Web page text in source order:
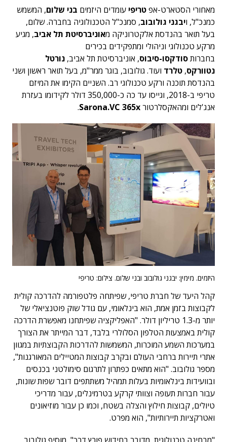
מאחורי הסטארט-אפטריפי עומדים היזמים בני שלום, המשמש
כמנכ"ל, ויבגני גולובוב, סמנכ"ל הטכנולוגיה בחברה. שלום,
בעל תואר בהנדסת אלקטרוניקה מאוניברסיטת תל אביב, מגיע
מרקע טכנולוגי וניהולי ומתפקידים בכירים
בחברותסודקסו-סיבוס, אוניברסיטת תל אביב, נורטל
נטוורקס, טלרד ועוד. גולובוב, בוגר ממר"מ, בעל תואר ראשון ושני
בהנדסת תוכנה ורקע טכנולוגי רב. השניים הקימו את המיזם
טריפי ב-2018, וגייסו עד כה כ-350,000 דולר לקידומו בעזרת
אנג'לים ומהאקסלרטורSarona.VC 365x
.
היזמים. מימין: יבגני גולובוב ובני שלום. צילום: טריפי
קהל היעד של חברת טריפי, שפיתחה פלטפורמה להדרכה קולית
לקבוצות בזמן אמת, הוא בינלאומי, עם גודל שוק פוטנציאלי של
יותר מ-1.3 טריליון דולר. "האפליקציה שפיתחנו מאפשרת הדרכה
קולית באמצעות הטלפון הסלולרי בלבד, דבר המייתר את הצורך
במערכות השמע המוכרות, המשמשות להדרכות הקבוצתיות במגוון
אתרי תיירות ברחבי העולם ובקרב קבוצות המטיילים המאורגנות",
מספר גולובוב. "הוא מתאים כפתרון לתרגום סימולטני בכנסים
ובוועידות בינלאומיות בעלות תמהיל משתתפים דובר שפות שונות,
עבור חברות תעופה וצוותי קרקע בטרמינלים, עבור מדריכי
טיולים, קבוצות חילוץ והצלה בשטח, וכמו כן עבור מוזיאונים
ואטרקציות תיירותיות", הוא מפרט.